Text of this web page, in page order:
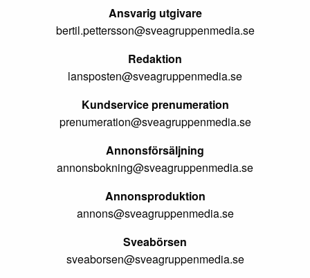
Ansvarig utgivare
bertil.pettersson@sveagruppenmedia.se
Redaktion
lansposten@sveagruppenmedia.se
Kundservice prenumeration
prenumeration@sveagruppenmedia.se
Annonsförsäljning
annonsbokning@sveagruppenmedia.se
Annonsproduktion
annons@sveagruppenmedia.se
Sveabörsen
sveaborsen@sveagruppenmedia.se